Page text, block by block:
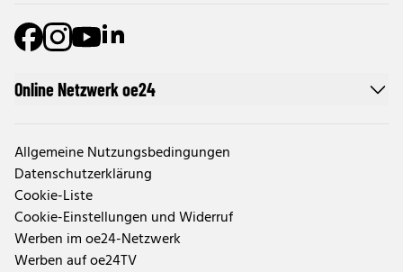
Online Netzwerk oe24
Allgemeine Nutzungsbedingungen
Datenschutzerklärung
Cookie-Liste
Cookie-Einstellungen und Widerruf
Werben im oe24-Netzwerk
Werben auf oe24TV